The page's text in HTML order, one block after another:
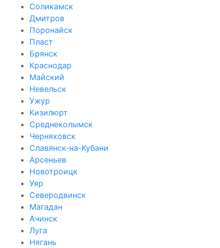
Соликамск
Дмитров
Поронайск
Пласт
Брянск
Краснодар
Майский
Невельск
Ужур
Кизилюрт
Среднеколымск
Черняховск
Славянск-на-Кубани
Арсеньев
Новотроицк
Уяр
Северодвинск
Магадан
Ачинск
Луга
Нягань